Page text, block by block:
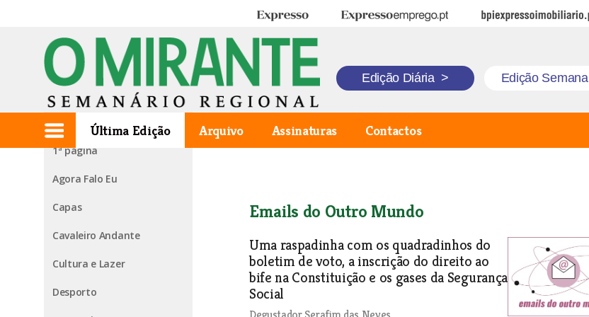
Expresso Expresso Emprego BPI Expresso Imobiliário
Edição Diária > Edição Semanal
Última Edição Arquivo Assinaturas Contactos
Edição de 2024.11.07
1ª página
Agora Falo Eu
Capas
Cavaleiro Andante
Cultura e Lazer
Desporto
Emails do Outro Mundo
Uma raspadinha com os quadradinhos do
boletim de voto, a inscrição do direito ao
bife na Constituição e os gases da Segurança
Social